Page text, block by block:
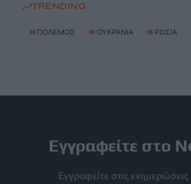
TRENDING
# ΠΟΛΕΜΟΣ # ΟΥΚΡΑΝΙΑ # ΡΩΣΙΑ
Εγγραφείτε στο
Εγγραφείτε στις